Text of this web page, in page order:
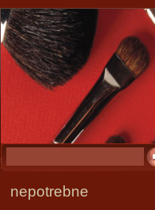
nepotrebne